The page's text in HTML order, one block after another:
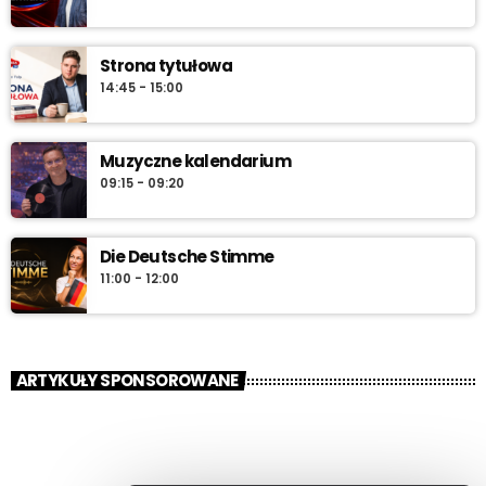
Strona tytułowa
14:45 - 15:00
Muzyczne kalendarium
09:15 - 09:20
Die Deutsche Stimme
11:00 - 12:00
ARTYKUŁY SPONSOROWANE